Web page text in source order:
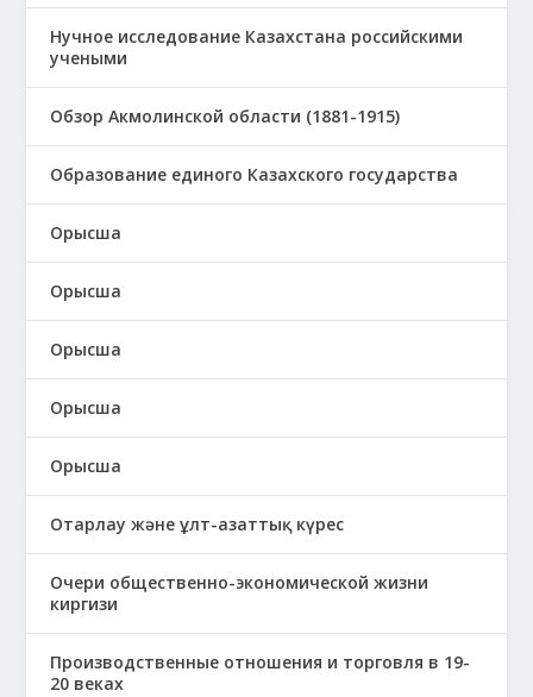
Нучное исследование Казахстана российскими
учеными
Обзор Акмолинской области (1881-1915)
Образование единого Казахского государства
Орысша
Орысша
Орысша
Орысша
Орысша
Отарлау және ұлт-азаттық күрес
Очери общественно-экономической жизни
киргизи
Производственные отношения и торговля в 19-
20 веках